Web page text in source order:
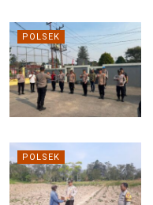
POLSEK
POLSEK